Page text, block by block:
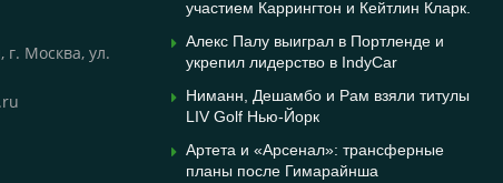
г. Москва, ул.
участием Каррингтон и Кейтлин Кларк.
Алекс Палу выиграл в Портленде и
укрепил лидерство в IndyCar
Ниманн, Дешамбо и Рам взяли титулы
LIV Golf Нью-Йорк
Артета и «Арсенал»: трансферные
планы после Гимарайнша